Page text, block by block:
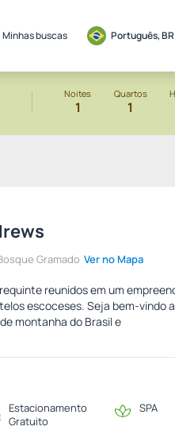
Minhas buscas Português,
Noites
1
Quartos
1
Gramado Ver no Mapa
reunidos em um
escoceses. Seja bem-vindo
montanha do Brasil e
Estacionamento
Gratuito
SPA